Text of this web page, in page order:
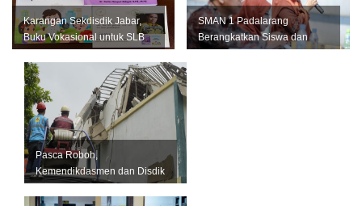
Karangan Sekdisdik Jabar,
Buku Vokasional untuk SLB
SMAN 1 Padalarang
Berangkatkan Siswa dan
Pasca Roboh,
Kemendikdasmen dan Disdik
Fasilitas SMKN 1 Ci...